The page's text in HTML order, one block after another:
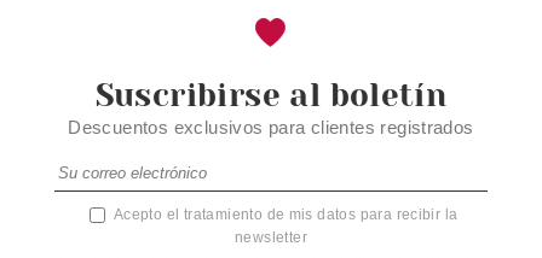
Suscribirse al boletín
Descuentos exclusivos para clientes registrados
Acepto el tratamiento de mis datos para recibir la
newsletter